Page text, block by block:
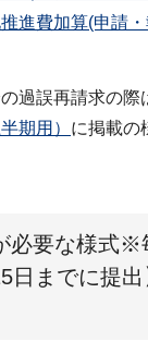
進費加算(申請
誤再請求の際
期用） に掲載の
必要な様式
日までに提